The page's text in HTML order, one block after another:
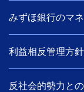
みずほ銀行のマ
利益相反管理方
反社会的勢力と